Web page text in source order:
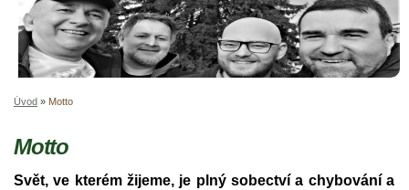
Úvod » Motto
Motto
Svět, ve kterém žijeme, je plný sobectví a chybování a